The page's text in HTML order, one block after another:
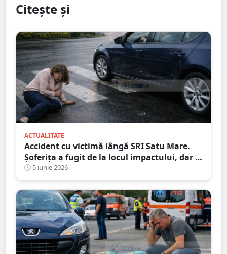
Citește și
ACTUALITATE
Accident cu victimă lângă SRI Satu Mare.
Șoferița a fugit de la locul impactului, dar a
fost identificată de polițiști
5 iunie 2026